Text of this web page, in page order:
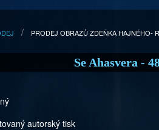
PRODEJ OBRAZŮ ZDEŇKA HAJNÉHO-
Se Ahasvera -
autorský tisk